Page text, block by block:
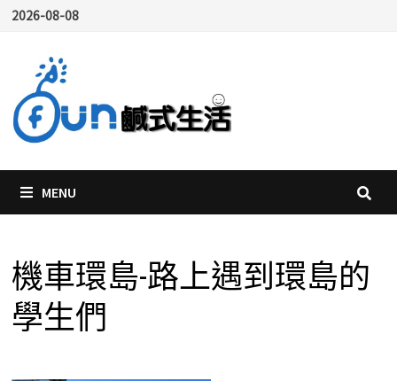
Skip
content
2026-08-08
MENU
機車環島-路上遇到環島的
學生們